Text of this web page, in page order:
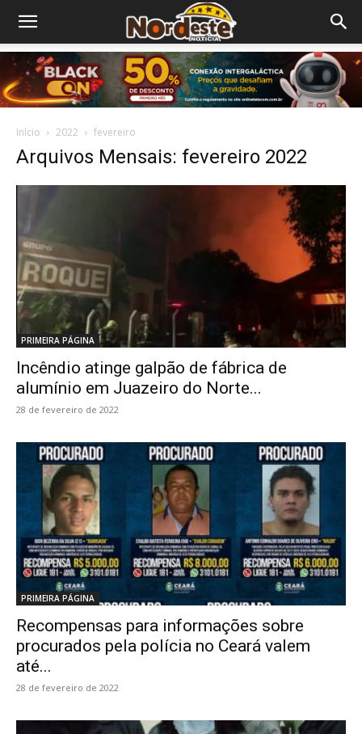
Início 2022 fevereiro
Arquivos Mensais: fevereiro 2022
PRIMEIRA PÁGINA
Incêndio atinge galpão de fábrica de
alumínio em Juazeiro do Norte...
28 de fevereiro de 2022
PRIMEIRA PÁGINA
Recompensas para informações sobre
procurados pela polícia no Ceará valem
até...
28 de fevereiro de 2022